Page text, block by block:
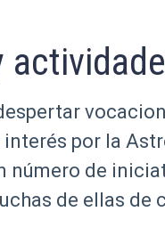
por la
número de
de ellas de